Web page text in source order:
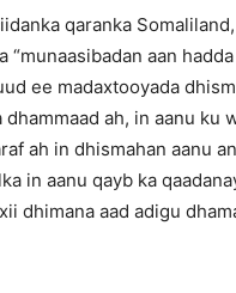
qaranka
“munaasibadan aan
ee madaxtooyada
ah, in aanu ku
ah in dhismahan aanu
in aanu qayb ka
dhimana aad adigu